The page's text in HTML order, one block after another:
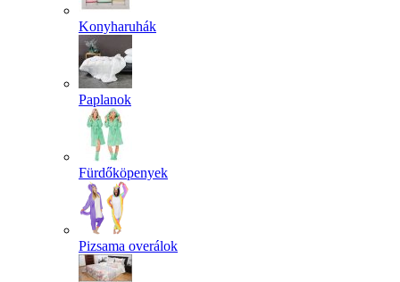
Konyharuhák
Paplanok
Fürdőköpenyek
Pizsama overálok